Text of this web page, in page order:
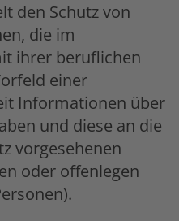
den Schutz von
die im
ihrer beruflichen
einer
Informationen über
und diese an die
vorgesehenen
oder offenlegen